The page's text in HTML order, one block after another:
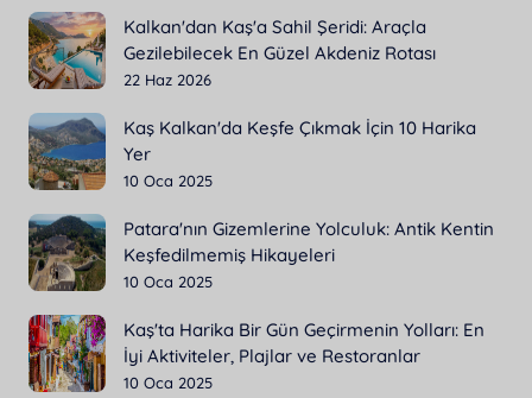
Kalkan'dan Kaş'a Sahil Şeridi: Araçla
Gezilebilecek En Güzel Akdeniz Rotası
22 Haz 2026
Kaş Kalkan'da Keşfe Çıkmak İçin 10 Harika
Yer
10 Oca 2025
Patara'nın Gizemlerine Yolculuk: Antik Kentin
Keşfedilmemiş Hikayeleri
10 Oca 2025
Kaş'ta Harika Bir Gün Geçirmenin Yolları: En
İyi Aktiviteler, Plajlar ve Restoranlar
10 Oca 2025